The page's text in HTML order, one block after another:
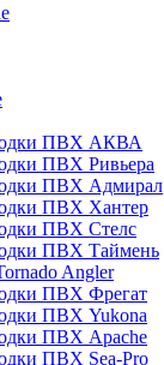
ПВХ АКВА
ПВХ Ривьера
ПВХ Адмирал
ПВХ Хантер
ПВХ Стелс
ПВХ Таймень
Angler
ПВХ Фрегат
ПВХ Yukona
ПВХ Apache
ПВХ Sea-Pro